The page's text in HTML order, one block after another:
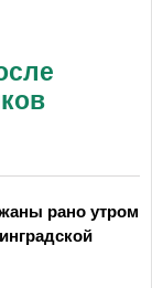
рано утром